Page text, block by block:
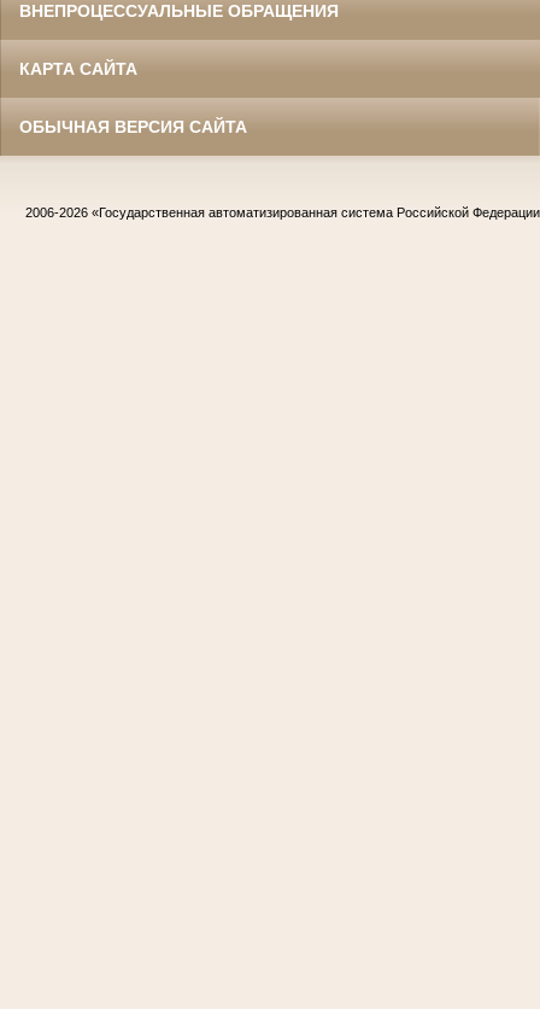
ВНЕПРОЦЕССУАЛЬНЫЕ ОБРАЩЕНИЯ
КАРТА САЙТА
ОБЫЧНАЯ ВЕРСИЯ САЙТА
2006-2026 «Государственная автоматизированная система Российской